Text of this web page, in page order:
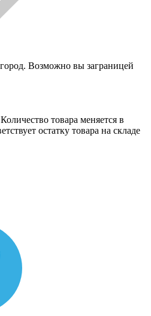
Возможно вы заграницей
Количество товара меняется в
остатку товара на складе